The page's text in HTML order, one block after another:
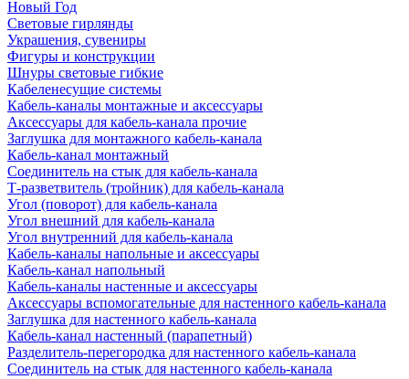
Новый Год
Световые гирлянды
Украшения, сувениры
Фигуры и конструкции
Шнуры световые гибкие
Кабеленесущие системы
Кабель-каналы монтажные и аксессуары
Аксессуары для кабель-канала прочие
Заглушка для монтажного кабель-канала
Кабель-канал монтажный
Соединитель на стык для кабель-канала
Т-разветвитель (тройник) для кабель-канала
Угол (поворот) для кабель-канала
Угол внешний для кабель-канала
Угол внутренний для кабель-канала
Кабель-каналы напольные и аксессуары
Кабель-канал напольный
Кабель-каналы настенные и аксессуары
Аксессуары вспомогательные для настенного кабель-канала
Заглушка для настенного кабель-канала
Кабель-канал настенный (парапетный)
Разделитель-перегородка для настенного кабель-канала
Соединитель на стык для настенного кабель-канала